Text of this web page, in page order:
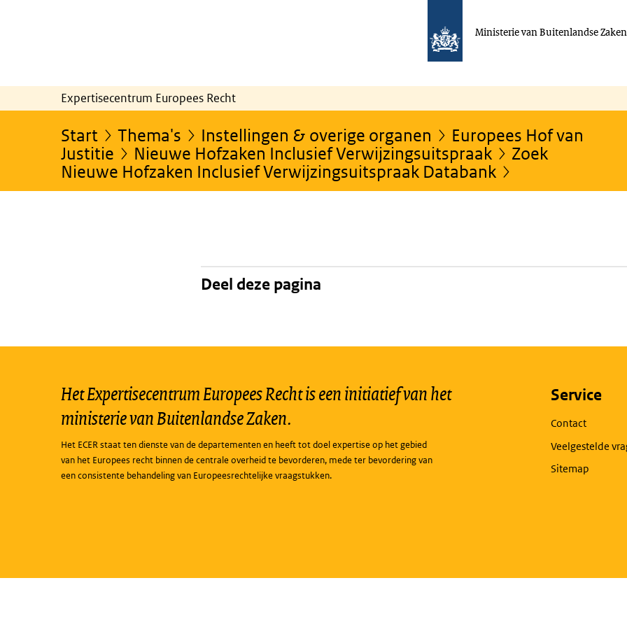
Ministerie van Buitenlandse Zaken
Expertisecentrum Europees Recht
Start Thema's Instellingen & overige organen
Europees Hof van
Justitie
Nieuwe Hofzaken Inclusief Verwijzingsuitspraak
Zoek
Nieuwe Hofzaken Inclusief Verwijzingsuitspraak Databank
Deel deze pagina
Het Expertisecentrum Europees Recht is een initiatief van het
ministerie van Buitenlandse Zaken.
Het ECER staat ten dienste van de departementen en heeft tot doel expertise op het gebied
van het Europees recht binnen de centrale overheid te bevorderen, mede ter bevordering van
een consistente behandeling van Europeesrechtelijke vraagstukken.
Service
Contact
Veelgestelde
Sitemap